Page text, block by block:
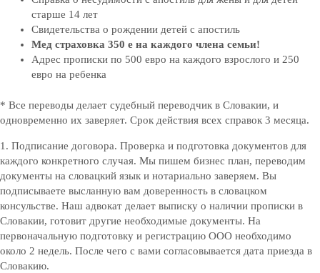
старше 14 лет
Свидетельства о рождении детей с апостиль
Мед страховка 350 е на каждого члена семьи!
Адрес прописки по 500 евро на каждого взрослого и 250
евро на ребенка
* Все переводы делает судебный переводчик в Словакии, и
одновременно их заверяет. Срок действия всех справок 3 месяца.
1. Подписание договора. Проверка и подготовка документов для
каждого конкретного случая. Мы пишем бизнес план, переводим
документы на словацкий язык и нотариально заверяем. Вы
подписываете высланную вам доверенность в словацком
консульстве. Наш адвокат делает выписку о наличии прописки в
Словакии, готовит другие необходимые документы. На
первоначальную подготовку и регистрацию ООО необходимо
около 2 недель. После чего с вами согласовывается дата приезда в
Словакию.